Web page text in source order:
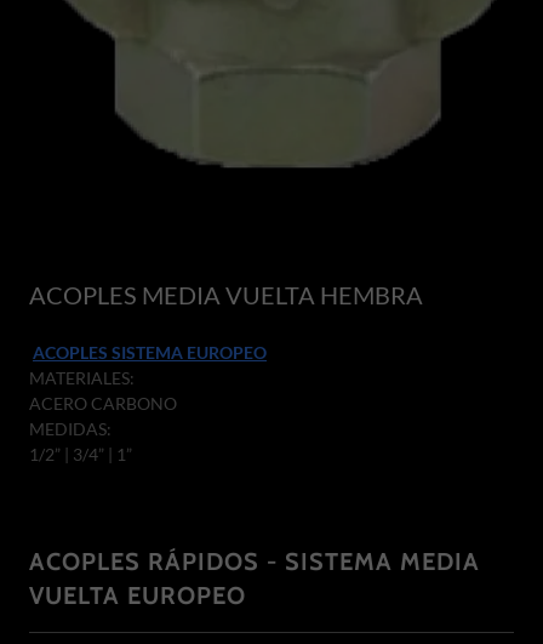
ACOPLES MEDIA VUELTA HEMBRA
ACOPLES SISTEMA EUROPEO
MATERIALES:
ACERO CARBONO
MEDIDAS:
1/2” | 3/4” | 1”
ACOPLES RÁPIDOS - SISTEMA MEDIA
VUELTA EUROPEO